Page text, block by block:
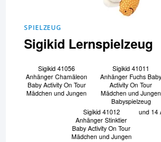
SPIELZEUG
Sigikid Lernspielzeug
Sigikid 41056
Anhänger Chamäleon
Baby Activity On Tour
Mädchen und Jungen
Sigikid 41011
Anhänger Fuchs Baby
Activity On Tour
Mädchen und Jungen
Babyspielzeug
Sigikid 41012
Anhänger Stinktier
Baby Activity On Tour
Mädchen und Jungen
und 14